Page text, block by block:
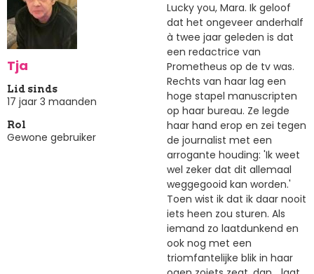
Tja
Lid sinds
17 jaar 3 maanden
Rol
Gewone gebruiker
Lucky you, Mara. Ik geloof
dat het ongeveer anderhalf
à twee jaar geleden is dat
een redactrice van
Prometheus op de tv was.
Rechts van haar lag een
hoge stapel manuscripten
op haar bureau. Ze legde
haar hand erop en zei tegen
de journalist met een
arrogante houding: 'Ik weet
wel zeker dat dit allemaal
weggegooid kan worden.'
Toen wist ik dat ik daar nooit
iets heen zou sturen. Als
iemand zo laatdunkend en
ook nog met een
triomfantelijke blik in haar